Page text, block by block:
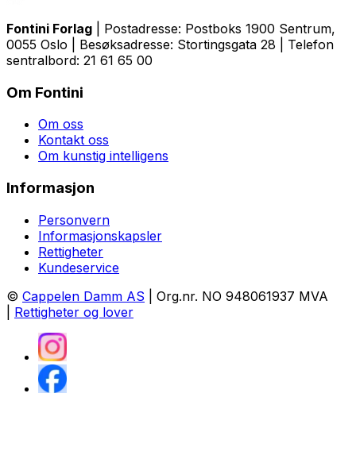
Fontini Forlag | Postadresse: Postboks 1900 Sentrum,
0055 Oslo | Besøksadresse: Stortingsgata 28 | Telefon
sentralbord: 21 61 65 00
Om Fontini
Om oss
Kontakt oss
Om kunstig intelligens
Informasjon
Personvern
Informasjonskapsler
Rettigheter
Kundeservice
© Cappelen Damm AS | Org.nr. NO 948061937 MVA
Rettigheter og lover